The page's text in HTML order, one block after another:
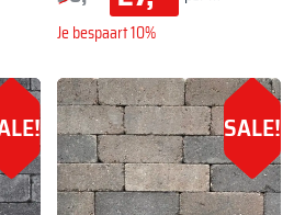
Je bespaart 10%
SALE!